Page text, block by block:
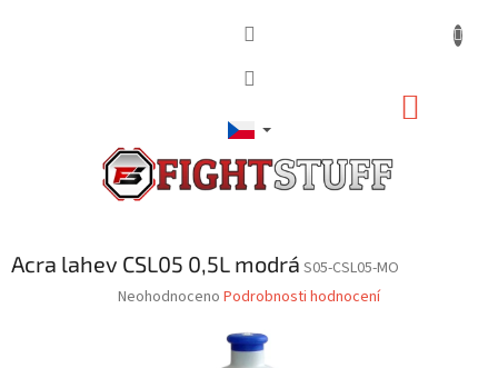
Acra lahev CSL05 0,5L modrá S05-CSL05-MO
Průměrné
Neohodnoceno Podrobnosti hodnocení